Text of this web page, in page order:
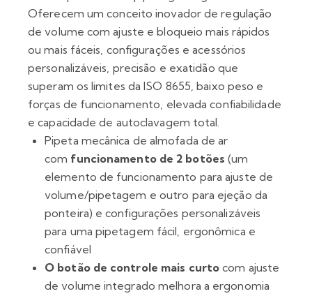
Oferecem um conceito inovador de regulação
de volume com ajuste e bloqueio mais rápidos
ou mais fáceis, configurações e acessórios
personalizáveis, precisão e exatidão que
superam os limites da ISO 8655, baixo peso e
forças de funcionamento, elevada confiabilidade
e capacidade de autoclavagem total.
Pipeta mecânica de almofada de ar
com funcionamento de 2 botões (um
elemento de funcionamento para ajuste de
volume/pipetagem e outro para ejeção da
ponteira) e configurações personalizáveis
para uma pipetagem fácil, ergonômica e
confiável
O botão de controle mais curto com ajuste
de volume integrado melhora a ergonomia